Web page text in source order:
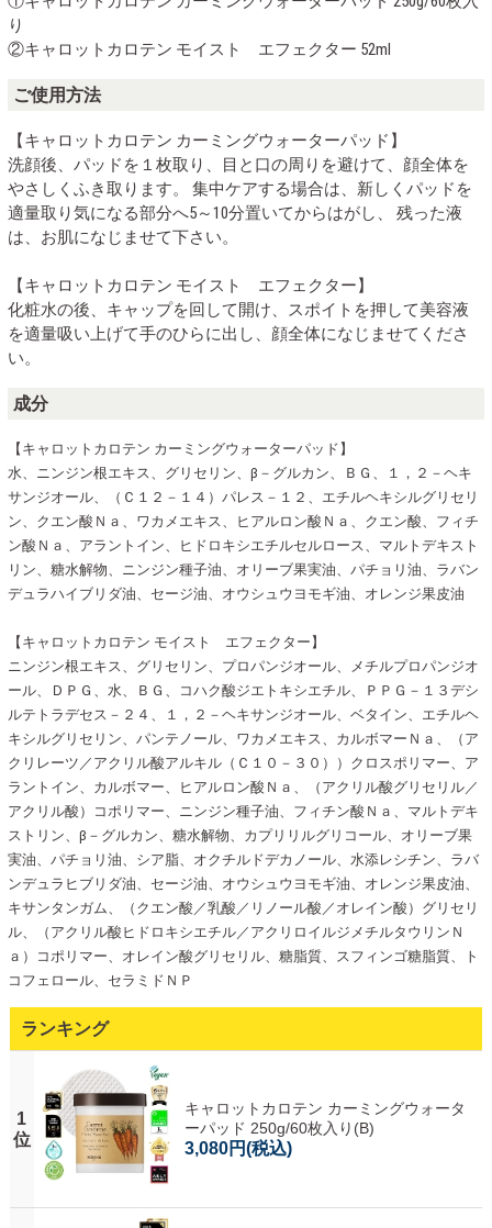
り
②キャロットカロテン モイスト エフェクター 52ml
ご使用方法
【キャロットカロテン カーミングウォーターパッド】
洗顔後、パッドを１枚取り、目と口の周りを避けて、顔全体を
やさしくふき取ります。 集中ケアする場合は、新しくパッドを
適量取り気になる部分へ5～10分置いてからはがし、 残った液
は、お肌になじませて下さい。
【キャロットカロテン モイスト エフェクター】
化粧水の後、キャップを回して開け、スポイトを押して美容液
を適量吸い上げて 手のひらに出し、顔全体になじませてくださ
い。
成分
【キャロットカロテン カーミングウォーターパッド】
水、ニンジン根エキス、グリセリン、β－グルカン、ＢＧ、１，２－ヘキ
サンジオール、（Ｃ１２－１４）パレス－１２、エチルヘキシルグリセリ
ン、クエン酸Ｎａ、ワカメエキス、ヒアルロン酸Ｎａ、クエン酸、フィチ
ン酸Ｎａ、アラントイン、ヒドロキシエチルセルロース、マルトデキスト
リン、糖水解物、ニンジン種子油、オリーブ果実油、パチョリ油、ラバン
デュラハイブリダ油、セージ油、オウシュウヨモギ油、オレンジ果皮油
【キャロットカロテン モイスト エフェクター】
ニンジン根エキス、グリセリン、プロパンジオール、メチルプロパンジオ
ール、ＤＰＧ、水、ＢＧ、コハク酸ジエトキシエチル、ＰＰＧ－１３デシ
ルテトラデセス－２４、１，２－ヘキサンジオール、ベタイン、エチルヘ
キシルグリセリン、パンテノール、ワカメエキス、カルボマーＮａ、（ア
クリレーツ／アクリル酸アルキル（Ｃ１０－３０））クロスポリマー、ア
ラントイン、カルボマー、ヒアルロン酸Ｎａ、（アクリル酸グリセリル／
アクリル酸）コポリマー、ニンジン種子油、フィチン酸Ｎａ、マルトデキ
ストリン、β－グルカン、糖水解物、カプリリルグリコール、オリーブ果
実油、パチョリ油、シア脂、オクチルドデカノール、水添レシチン、ラバ
ンデュラヒブリダ油、セージ油、オウシュウヨモギ油、オレンジ果皮油、
キサンタンガム、（クエン酸／乳酸／リノール酸／オレイン酸）グリセリ
ル、（アクリル酸ヒドロキシエチル／アクリロイルジメチルタウリンＮ
ａ）コポリマー、オレイン酸グリセリル、糖脂質、スフィンゴ糖脂質、ト
コフェロール、セラミドＮＰ
ランキング
1
位
キャロットカロテン カーミングウォータ
ーパッド 250g/60枚入り(B)
3,080円(税込)